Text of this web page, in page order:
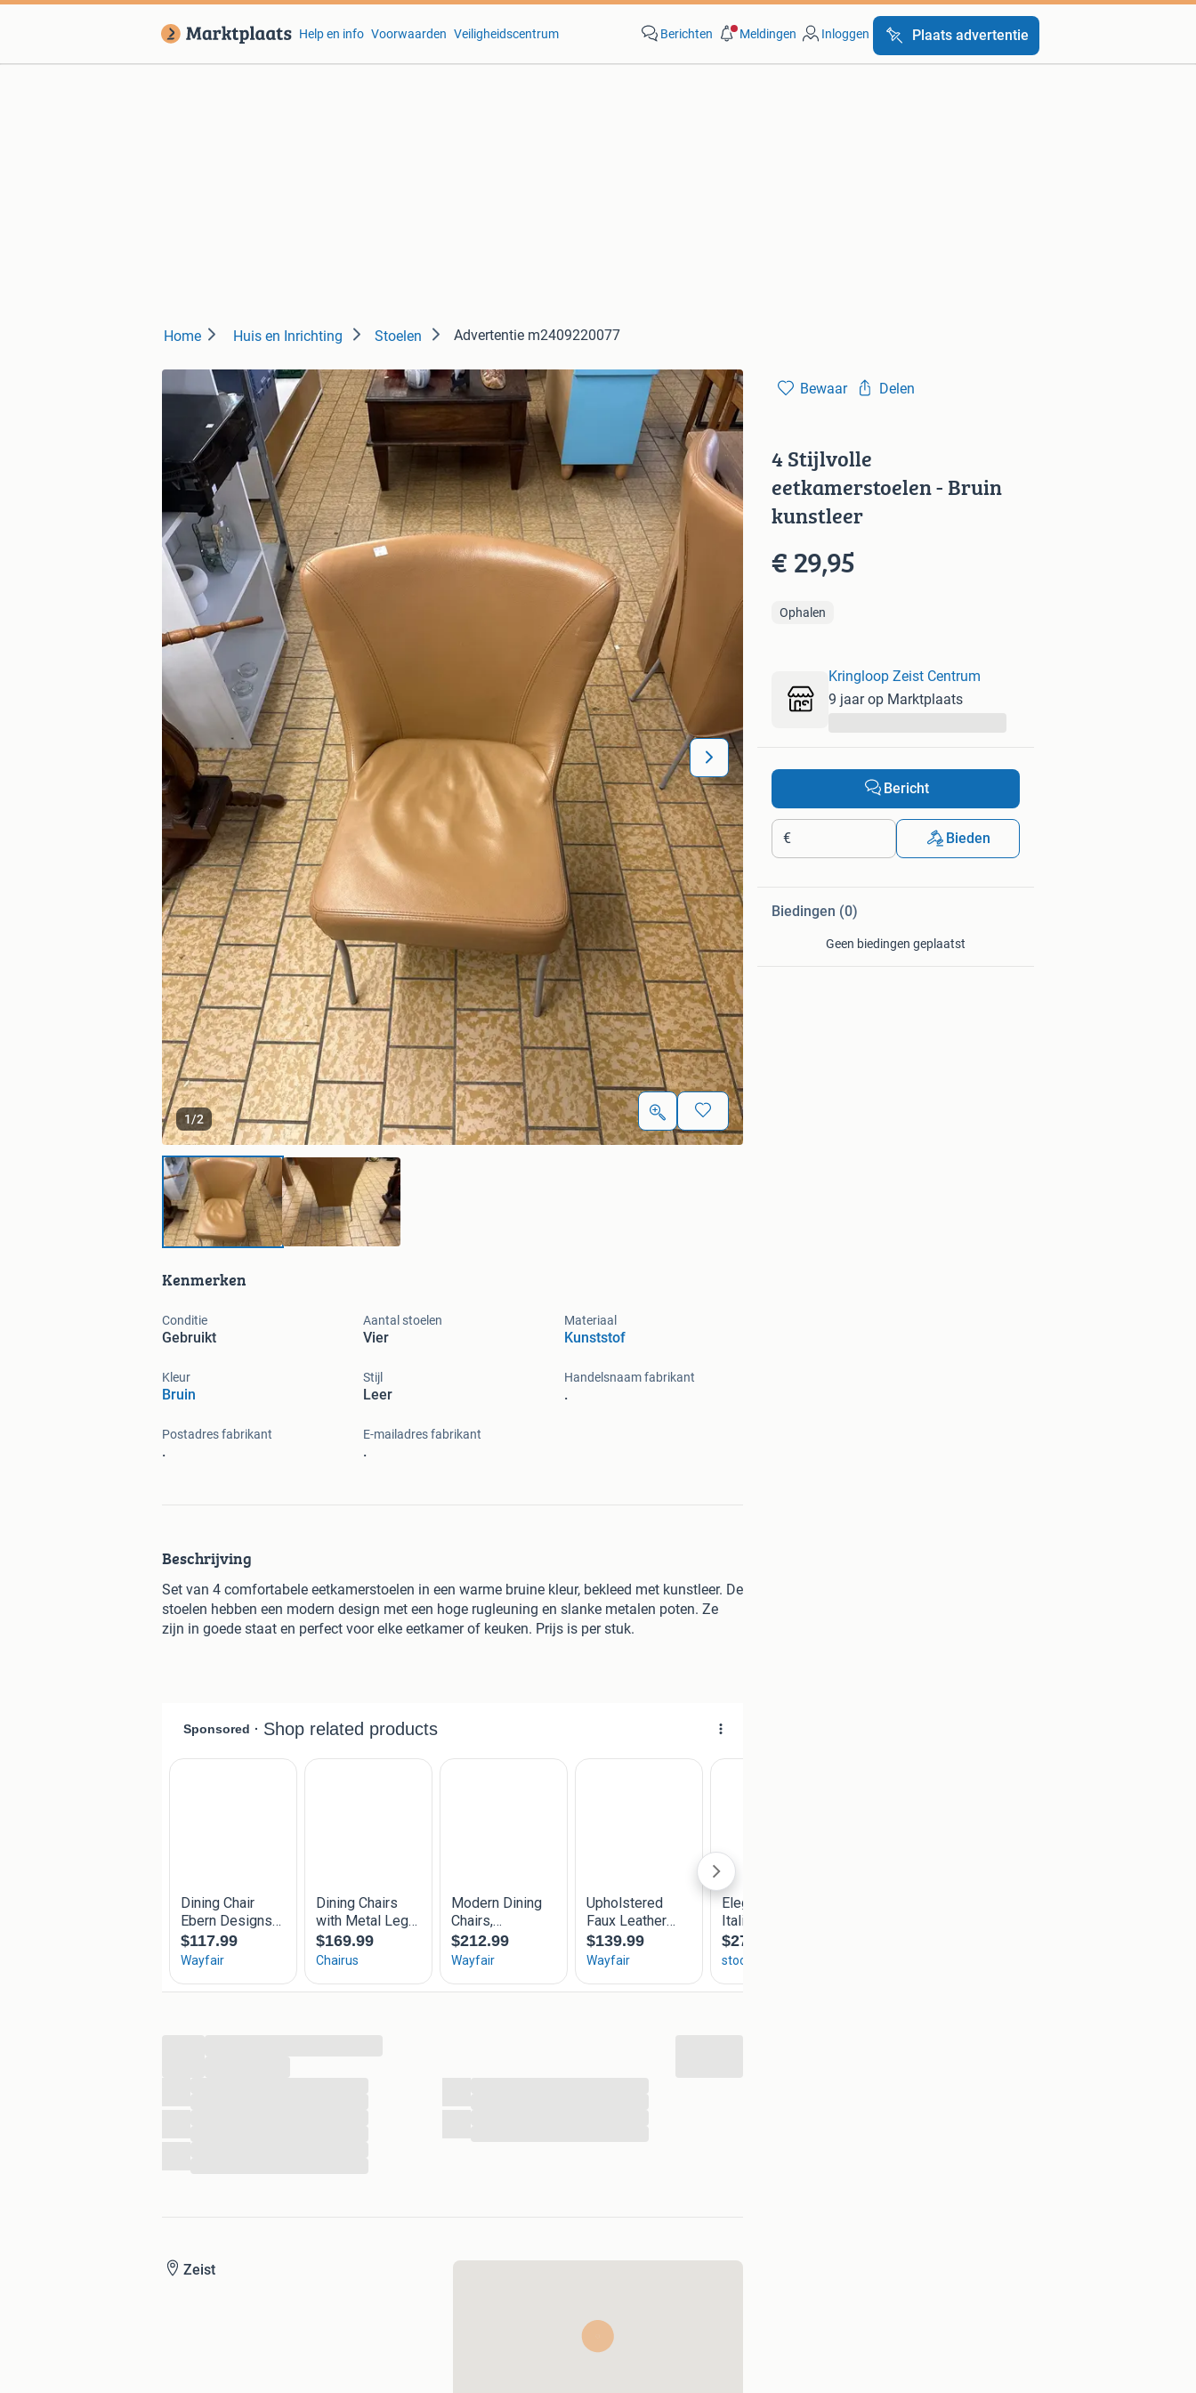
Help en info Voorwaarden Veiligheidscentrum Berichten Meldingen Inloggen Plaats advertentie
Home Huis en Inrichting Stoelen Advertentie m2409220077
1/2
Kenmerken
Conditie
Gebruikt
Aantal stoelen
Vier
Materiaal
Kunststof
Kleur
Bruin
Stijl
Leer
Handelsnaam fabrikant
.
Postadres fabrikant
.
E-mailadres fabrikant
.
Beschrijving
Set van 4 comfortabele eetkamerstoelen in een warme bruine kleur, bekleed met kunstleer. De
stoelen hebben een modern design met een hoge rugleuning en slanke metalen poten. Ze
zijn in goede staat en perfect voor elke eetkamer of keuken. Prijs is per stuk.
Zeist
Bewaar Delen
4 Stijlvolle
eetkamerstoelen - Bruin
kunstleer
€ 29,95
Ophalen
Kringloop Zeist Centrum
9 jaar op Marktplaats
Bericht
€ Bieden
Biedingen (0)
Geen biedingen geplaatst